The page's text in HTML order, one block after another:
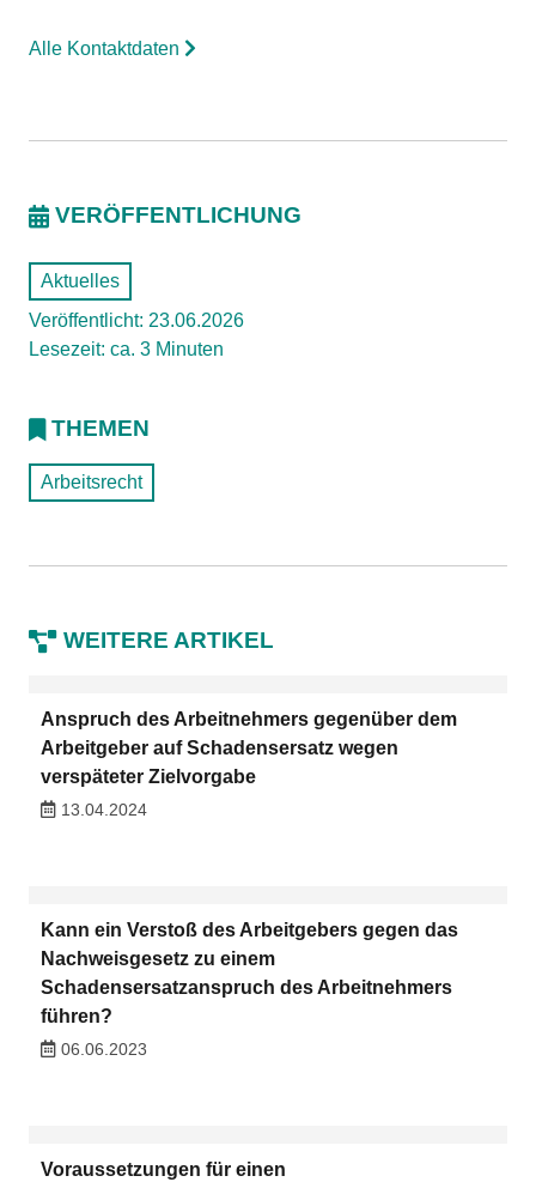
Alle Kontaktdaten
VERÖFFENTLICHUNG
Aktuelles
Veröffentlicht: 23.06.2026
Lesezeit: ca. 3 Minuten
THEMEN
Arbeitsrecht
WEITERE ARTIKEL
Anspruch des Arbeitnehmers gegenüber dem
Arbeitgeber auf Schadensersatz wegen
verspäteter Zielvorgabe
13.04.2024
Kann ein Verstoß des Arbeitgebers gegen das
Nachweisgesetz zu einem
Schadensersatzanspruch des Arbeitnehmers
führen?
06.06.2023
Voraussetzungen für einen